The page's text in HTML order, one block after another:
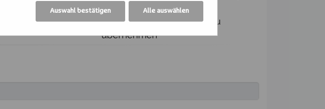
und Kommunikation für die
angemeldeten Personen zu
übernehmen
Auswahl bestätigen Alle auswählen